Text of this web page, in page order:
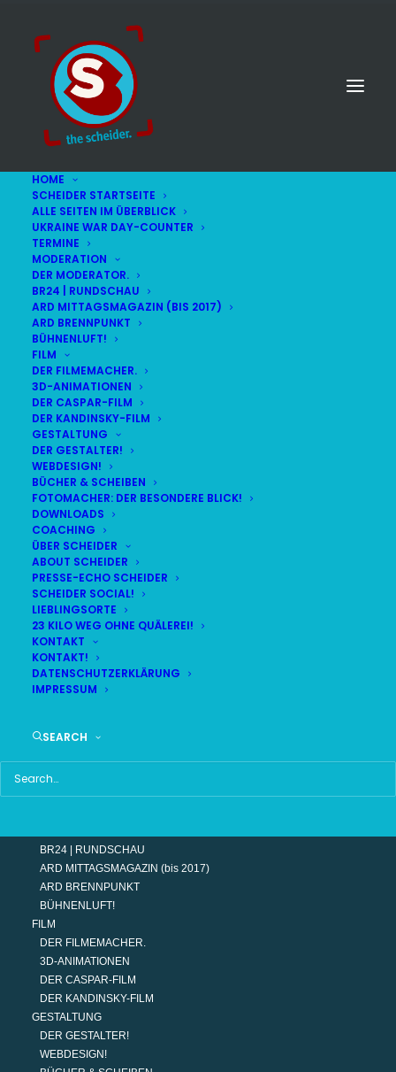
HOME
SCHEIDER STARTSEITE
ALLE SEITEN IM ÜBERBLICK
UKRAINE WAR DAY-COUNTER
TERMINE
MODERATION
DER MODERATOR.
BR24 | RUNDSCHAU
ARD MITTAGSMAGAZIN (BIS 2017)
ARD BRENNPUNKT
BÜHNENLUFT!
FILM
DER FILMEMACHER.
3D-ANIMATIONEN
DER CASPAR-FILM
DER KANDINSKY-FILM
GESTALTUNG
DER GESTALTER!
WEBDESIGN!
BÜCHER & SCHEIBEN
FOTOMACHER: DER BESONDERE BLICK!
DOWNLOADS
COACHING
ÜBER SCHEIDER
ABOUT SCHEIDER
PRESSE-ECHO SCHEIDER
SCHEIDER SOCIAL!
LIEBLINGSORTE
23 KILO WEG OHNE QUÄLEREI!
KONTAKT
KONTAKT!
DATENSCHUTZERKLÄRUNG
IMPRESSUM
SEARCH
© STEFAN SCHEIDER
LIVE(alle Termine
DEMNÄCHST:
SA
08
AUG
BR24 | 18.30 UHR
BR MÜNCHEN FREIMANN
HAUPTMENÜ
SCHEIDER STARTSEITE
UKRAINE WAR DAY-COUNTER
TERMINE
BR24 | RUNDSCHAU
ARD MITTAGSMAGAZIN (bis 2017)
ARD BRENNPUNKT
BÜHNENLUFT!
FILM
DER FILMEMACHER.
3D-ANIMATIONEN
DER CASPAR-FILM
DER KANDINSKY-FILM
GESTALTUNG
DER GESTALTER!
WEBDESIGN!